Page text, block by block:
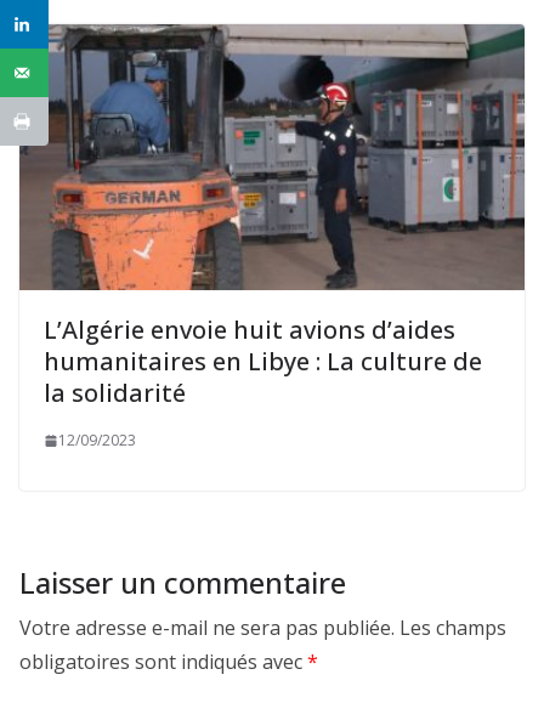
L’Algérie envoie huit avions d’aides
humanitaires en Libye : La culture de
la solidarité
12/09/2023
Laisser un commentaire
Votre adresse e-mail ne sera pas publiée. Les champs
obligatoires sont indiqués avec*